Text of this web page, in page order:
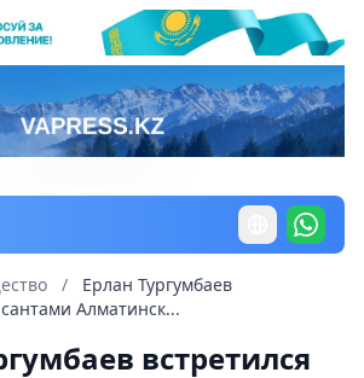
/
Ерлан Тургумбаев
Алматинск...
встретился